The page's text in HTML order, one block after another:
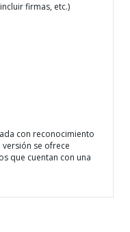
firmas, etc.)
con reconocimiento
se ofrece
que cuentan con una